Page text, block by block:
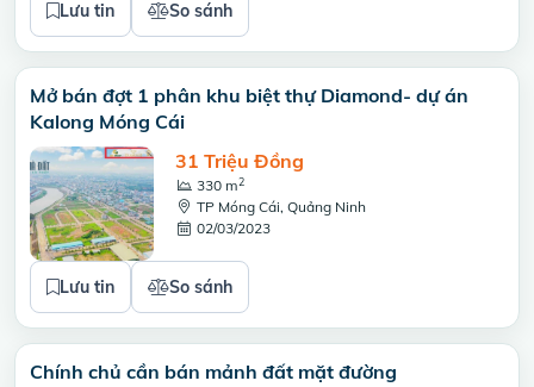
Lưu tin So sánh
Mở bán đợt 1 phân khu biệt thự Diamond- dự án
Kalong Móng Cái
31 Triệu Đồng
330 m2
TP Móng Cái, Quảng Ninh
02/03/2023
Lưu tin So sánh
Chính chủ cần bán mảnh đất mặt đường